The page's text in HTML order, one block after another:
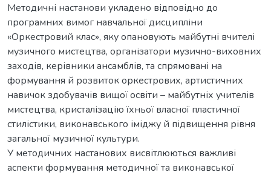
Методичні настанови укладено відповідно до
програмних вимог навчальної дисципліни
«Оркестровий клас», яку опановують майбутні вчителі
музичного мистецтва, організатори музично-виховних
заходів, керівники ансамблів, та спрямовані на
формування й розвиток оркестрових, артистичних
навичок здобувачів вищої освіти – майбутніх учителів
мистецтва, кристалізацію їхньої власної пластичної
стилістики, виконавського іміджу й підвищення рівня
загальної музичної культури.
У методичних настанових висвітлюються важливі
аспекти формування методичної та виконавської